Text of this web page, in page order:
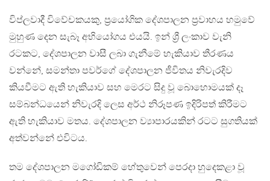
විප්ලවාදී විවේචකයකු, ප්‍රයෝගික දේශපාලන ප්‍රවාහය හමුවේ
මුහුණ දෙන සැබෑ අභියෝගය එයයි. ඉන් ශ්‍රී ලංකාව වැනි
රටකට, දේශපාලන වාසී ලබා ගැනීමේ හැකියාව තීරණය
වන්නේ, සමන්තා පවර්ගේ දේශපාලන ජීවිතය නිවැරදිව
කියවීමට ඇති හැකියාව සහ මෙරට සිදු වූ බොහොමයක් දෑ
සම්බන්ධයෙන් නිවැරදි ලෙස අර්ථ නිරූපණ ඉදිරිපත් කිරීමට
ඇති හැකියාව මතය. දේශපාලන ව්‍යාපාරයකින් රටට සුගතියක්
අත්වන්නේ එවිටය.
තම දේශපාලන මගෝඩිකම් හේතුවෙන් පෙරදා හුදෙකළා වූ